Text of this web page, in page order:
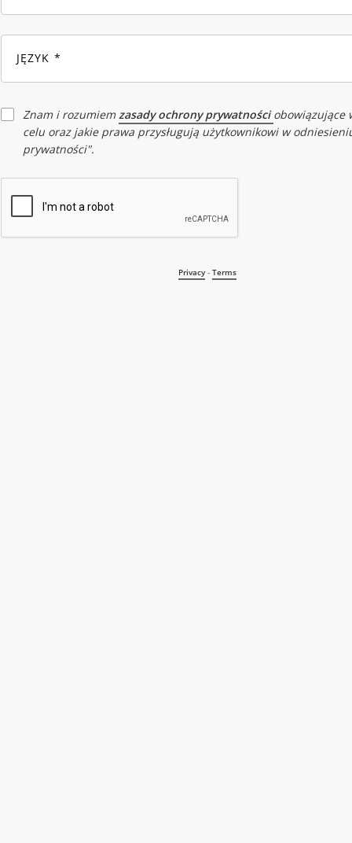
JĘZYK
Znam i rozumiemzasady ochrony prywatnościobowiązujące
celu oraz jakie prawa przysługują użytkownikowi w
prywatności".
Privacy- Terms